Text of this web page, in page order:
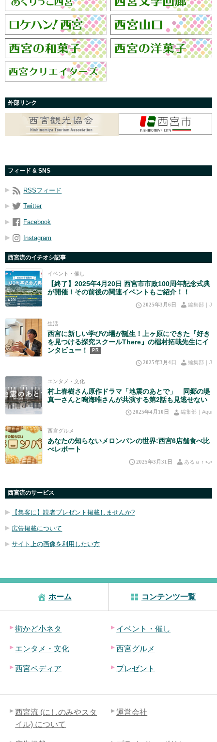
外部リンク
フィード & SNS
RSSフィード
Twitter
Facebook
Instagram
西宮流のイチオシ記事
イベント・催し
【終了】2025年4月20日 西宮市市政100周年記念式典
が開催！その前後の関連イベントもご紹介！！
2025年3月6日 編集部｜J
生活
西宮に新しい学びの場が誕生！上ヶ原にできた『好き
を見つける探究スクールThere』の椙村拓哉先生にイ
ンタビュー！
PR
2025年3月4日 編集部｜J
エンタメ・文化
村上春樹さん原作ドラマ「地震のあとで」 同郷の堤
真一さんと鳴海唯さんが共演する第2話も見逃せない
2025年4月10日 編集部｜Aqui
西宮グルメ
あなたの知らないメロンパンの世界:西宮6店舗食べ比
べレポート
2025年3月31日 あるａｒ•⁠ᴗ⁠•⁠
西宮流のサービス
【集客に】読者プレゼント掲載しませんか?
広告掲載について
サイト上の画像を利用したい方
ホーム コンテンツ一覧
街かど小ネタ イベント・催し
エンタメ・文化 西宮グルメ
西宮ペディア プレゼント
西宮流 (にしのみやスタ
イル) について
運営会社